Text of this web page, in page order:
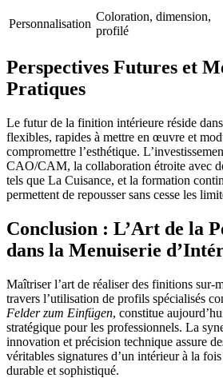
Personnalisation
Coloration, dimension,
profilé
Perspectives Futures et
Pratiques
Le futur de la finition intérieure réside
flexibles, rapides à mettre en œuvre et
compromettre l’esthétique.
CAO/CAM, la collaboration étroite avec
tels que La Cuisance, et la formation
permettent de repousser sans cesse les
Conclusion : L’Art de la
dans la Menuiserie
Maîtriser l’art de réaliser des finitions sur-
travers l’utilisation de profils spécialisés
Felder zum Einfügen, constitue
stratégique pour les professionnels. La
innovation et précision technique assure
véritables signatures d’un intérieur à la
durable et sophistiqué.